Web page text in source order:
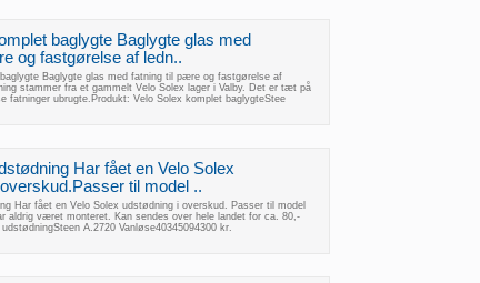
baglygte Baglygte glas med
og fastgørelse af ledn..
Baglygte glas med fatning til pære og fastgørelse af
stammer fra et gammelt Velo Solex lager i Valby. Det er tæt på
fatninger ubrugte.Produkt: Velo Solex komplet baglygteStee
Har fået en Velo Solex
til model ..
Har fået en Velo Solex udstødning i overskud. Passer til model
aldrig været monteret. Kan sendes over hele landet for ca. 80,-
A.2720 Vanløse40345094300 kr.